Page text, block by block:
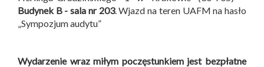
Budynek B - sala nr 203. Wjazd na teren UAFM na hasło
„Sympozjum audytu”
Wydarzenie wraz miłym poczęstunkiem jest bezpłatne